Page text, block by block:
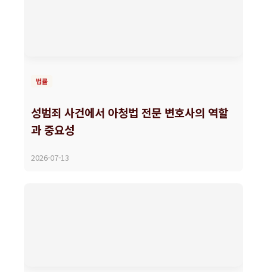
법률
성범죄 사건에서 아청법 전문 변호사의 역할
과 중요성
2026-07-13